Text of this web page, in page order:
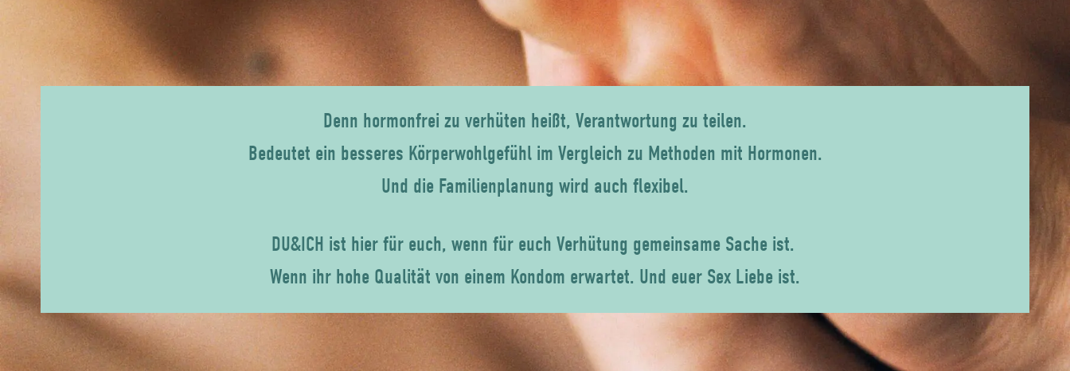
Denn hormonfrei zu verhüten heißt, Verantwortung zu teilen.
Bedeutet ein besseres Körperwohlgefühl im Vergleich zu Methoden mit Hormonen.
Und die Familienplanung wird auch flexibel.
DU&ICH ist hier für euch, wenn für euch Verhütung gemeinsame Sache ist.
Wenn ihr hohe Qualität von einem Kondom erwartet. Und euer Sex Liebe ist.